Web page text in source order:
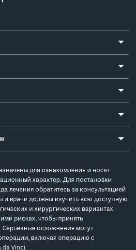
для ознакомления и носят
характер. Для постановки
лечения обратитесь за консультацией
и врачи должны изучить всю доступную
и хирургических вариантах
рисках, чтобы принять
осложнения могут
включая операцию с
da Vinci.